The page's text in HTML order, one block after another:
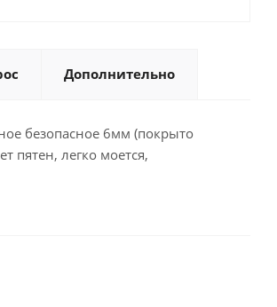
Дополнительно
безопасное 6мм (покрыто
пятен, легко моется,